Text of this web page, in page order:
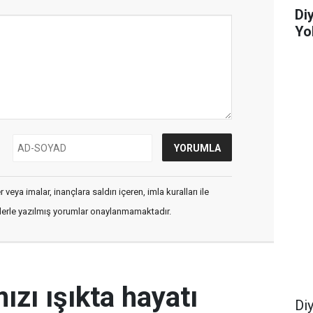
imalar, inançlara saldırı içeren, imla kuralları ile
yazılmış yorumlar onaylanmamaktadır.
ışıkta hayatı